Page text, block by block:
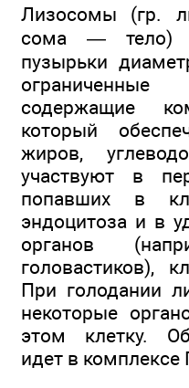
Лизосомы (гр.
сома — тело)
пузырьки
содержащие
который
жиров,
участвуют в
попавших в
эндоцитоза и в
органов
головастиков),
При голодании
некоторые
этом клетку.
идет в комплексе